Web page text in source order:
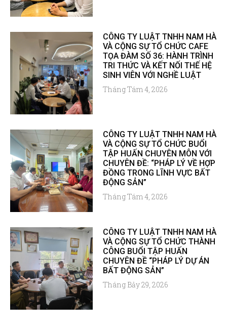
CÔNG TY LUẬT TNHH NAM HÀ
VÀ CỘNG SỰ TỔ CHỨC CAFE
TỌA ĐÀM SỐ 36: HÀNH TRÌNH
TRI THỨC VÀ KẾT NỐI THẾ HỆ
SINH VIÊN VỚI NGHỀ LUẬT
Tháng Tám 4, 2026
CÔNG TY LUẬT TNHH NAM HÀ
VÀ CỘNG SỰ TỔ CHỨC BUỔI
TẬP HUẤN CHUYÊN MÔN VỚI
CHUYÊN ĐỀ: “PHÁP LÝ VỀ HỢP
ĐỒNG TRONG LĨNH VỰC BẤT
ĐỘNG SẢN”
Tháng Tám 4, 2026
CÔNG TY LUẬT TNHH NAM HÀ
VÀ CỘNG SỰ TỔ CHỨC THÀNH
CÔNG BUỔI TẬP HUẤN
CHUYÊN ĐỀ “PHÁP LÝ DỰ ÁN
BẤT ĐỘNG SẢN”
Tháng Bảy 29, 2026